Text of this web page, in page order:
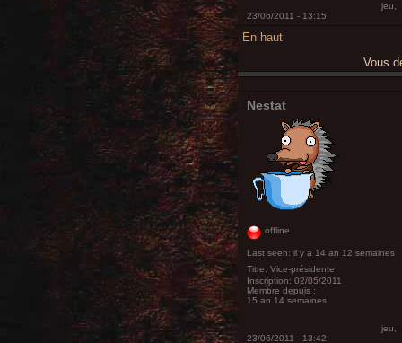
jeu,
23/06/2011 - 13:15
En haut
Vous
Nestat
offline
Last seen: il y a 14 an 12 semaines
Titre: Vice-présidente
Inscription: 02/05/2011
Membre depuis :
15 an 14 semaines
jeu,
23/06/2011 - 13:42